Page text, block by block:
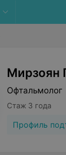
Мирзоян
Офтальмолог
Стаж 3 года
Профиль